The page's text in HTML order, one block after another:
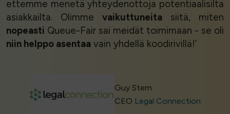
ettemme menetä yhteydenottoja potentiaalisilta
asiakkailta. Olimme vaikuttuneita siitä, miten
nopeasti Queue-Fair sai meidät toimimaan - se oli
niin helppo asentaa vain yhdellä koodirivillä!’
Guy Stern
CEO Legal Connection